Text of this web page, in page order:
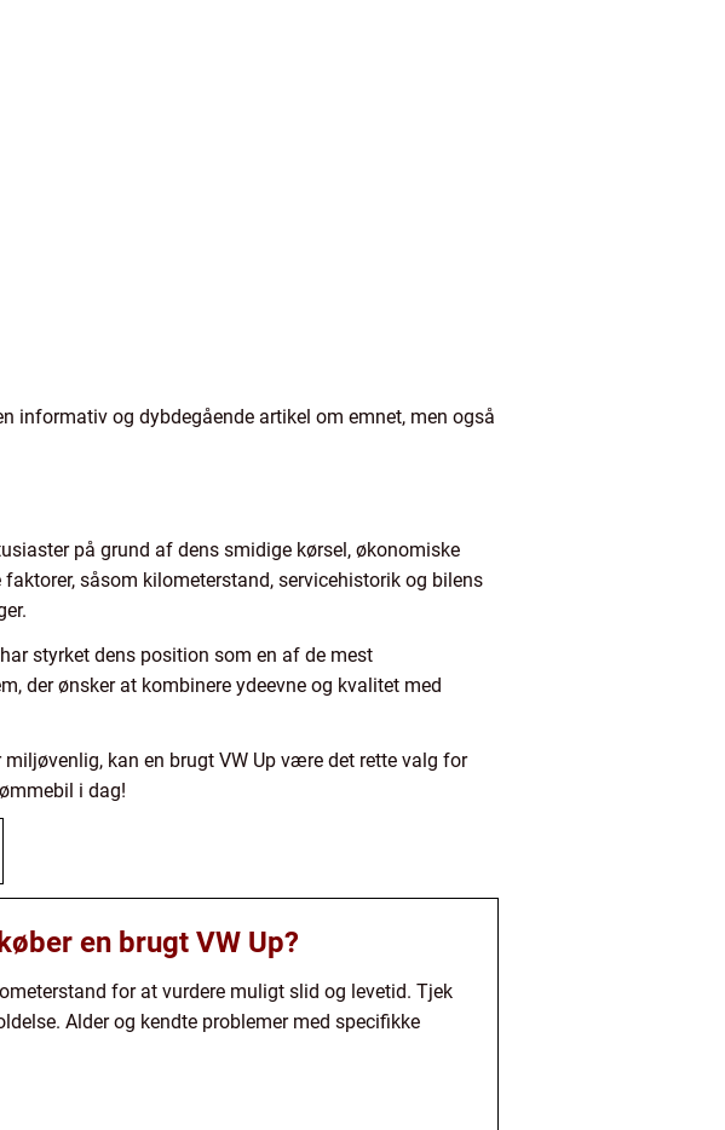
informativ og dybdegående artikel om emnet, men også
på grund af dens smidige kørsel, økonomiske
såsom kilometerstand, servicehistorik og bilens
styrket dens position som en af de mest
der ønsker at kombinere ydeevne og kvalitet med
kan en brugt VW Up være det rette valg for
i dag!
en brugt VW Up?
for at vurdere muligt slid og levetid. Tjek
Alder og kendte problemer med specifikke